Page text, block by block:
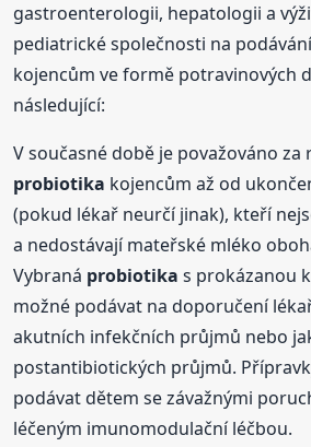
gastroenterologii, hepatologii a
pediatrické společnosti na
kojencům ve formě potravinových
následující:
V současné době je považováno
probiotika kojencům až od
(pokud lékař neurčí jinak), kteří
a nedostávají mateřské mléko
Vybraná probiotika s prokázanou
možné podávat na doporučení
akutních infekčních průjmů nebo
postantibiotických průjmů.
podávat dětem se závažnými
léčeným imunomodulační léčbou.